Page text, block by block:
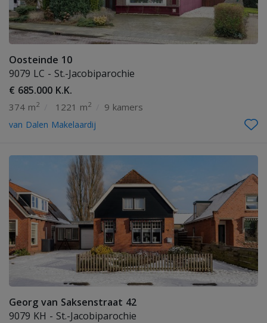
Oosteinde 10
9079 LC - St.-Jacobiparochie
€ 685.000 K.K.
374 m 2 1221 m 2 9 kamers
van Dalen Makelaardij
Georg van Saksenstraat 42
9079 KH - St.-Jacobiparochie